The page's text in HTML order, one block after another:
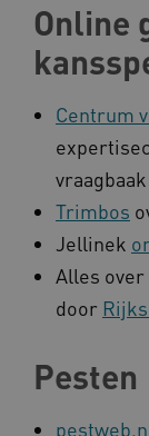
Online
Centrum
Trimbos
Jellinek
Alles
door
Pesten